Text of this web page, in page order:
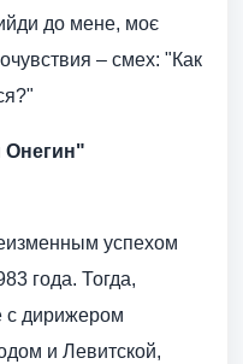
до мене, моє
– смех: "Как
Онегин"
успехом
года. Тогда,
с дирижером
и Левитской,